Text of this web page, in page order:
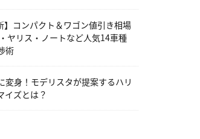
】コンパクト＆ワゴン値引き相場
ヤリス・ノートなど人気14車種
術
変身！モデリスタが提案するハリ
イズとは？